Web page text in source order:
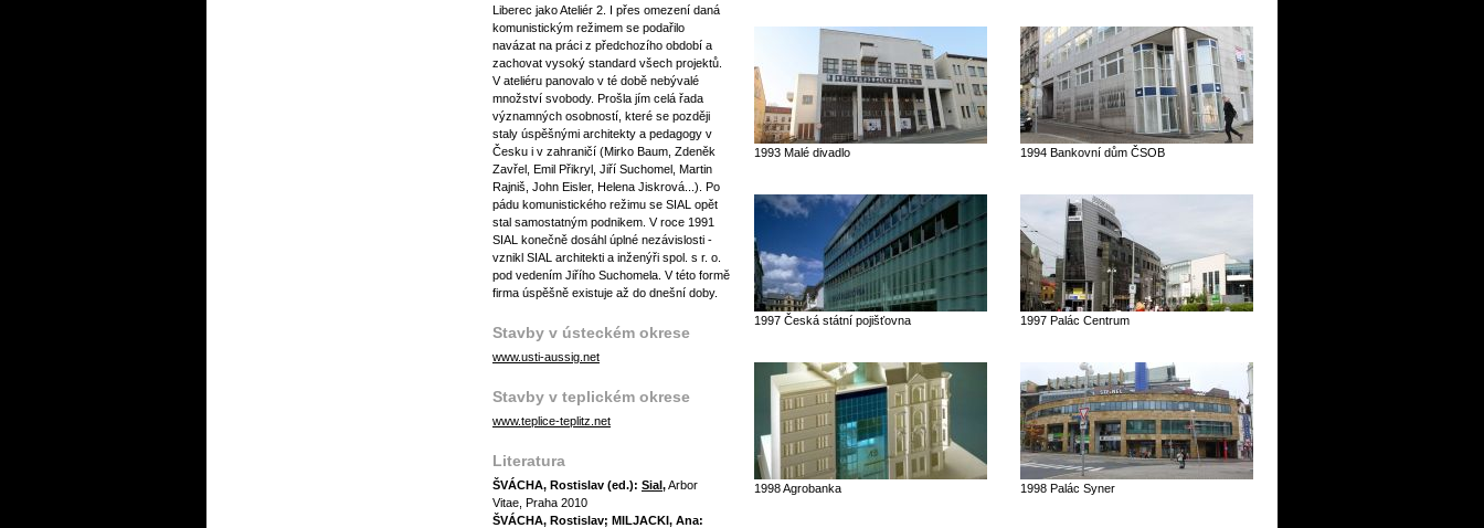
Liberec jako Ateliér 2. I přes omezení daná
komunistickým režimem se podařilo
navázat na práci z předchozího období a
zachovat vysoký standard všech projektů.
V ateliéru panovalo v té době nebývalé
množství svobody. Prošla jím celá řada
významných osobností, které se později
staly úspěšnými architekty a pedagogy v
Česku i v zahraničí (Mirko Baum, Zdeněk
Zavřel, Emil Přikryl, Jiří Suchomel, Martin
Rajniš, John Eisler, Helena Jiskrová...). Po
pádu komunistického režimu se SIAL opět
stal samostatným podnikem. V roce 1991
SIAL konečně dosáhl úplné nezávislosti -
vznikl SIAL architekti a inženýři spol. s r. o.
pod vedením Jiřího Suchomela. V této formě
firma úspěšně existuje až do dnešní doby.
Stavby v ústeckém okrese
www.usti-aussig.net
Stavby v teplickém okrese
www.teplice-teplitz.net
Literatura
ŠVÁCHA, Rostislav (ed.): Sial,Arbor
Vitae, Praha 2010
ŠVÁCHA, Rostislav; MILJACKI, Ana:
1993 Malé divadlo 1994 Bankovní dům ČSOB
1997 Česká státní pojišťovna 1997 Palác Centrum
1998 Agrobanka 1998 Palác Syner